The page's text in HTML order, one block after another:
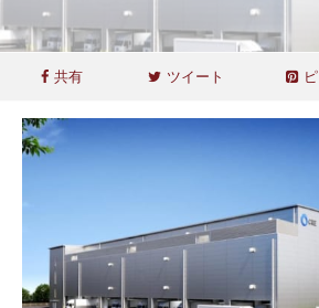
共有 ツイート